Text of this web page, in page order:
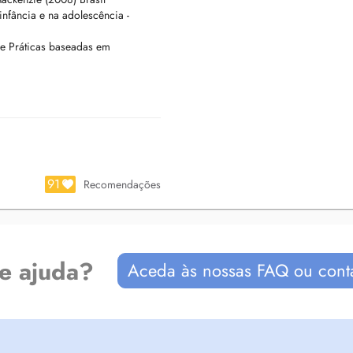
plataforma ZOOM;
para o seu email. O
você, independentemente da
antecedência;
e na adolescência -
Práticas baseadas em
91 Recomendações
ajuda? Aceda às nossas FAQ ou